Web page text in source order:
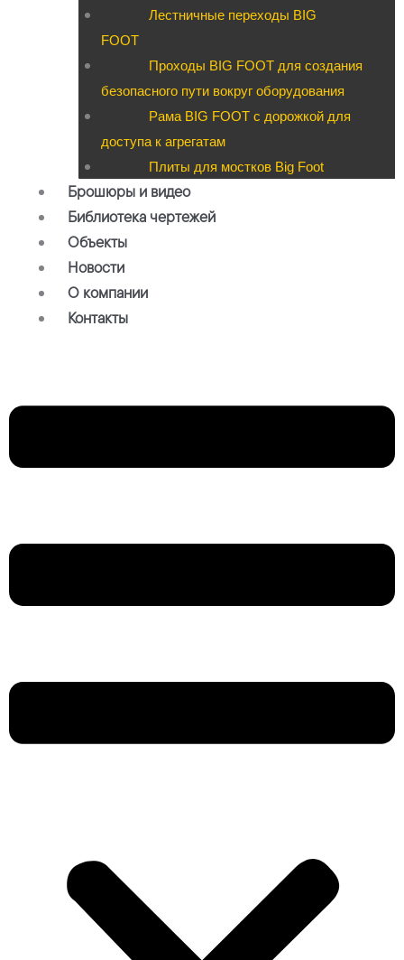
Лестничные переходы BIG
FOOT
Проходы BIG FOOT для создания
безопасного пути вокруг оборудования
Рама BIG FOOT с дорожкой для
доступа к агрегатам
Плиты для мостков Big Foot
Брошюры и видео
Библиотека чертежей
Объекты
Новости
О компании
Контакты